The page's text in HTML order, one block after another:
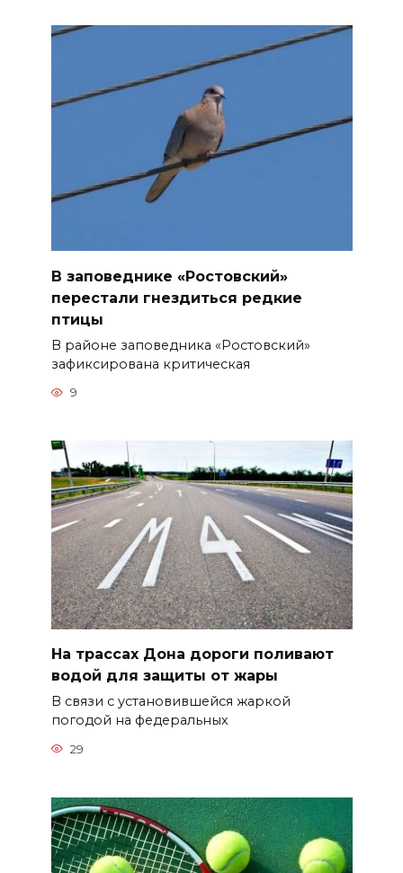
В заповеднике «Ростовский»
перестали гнездиться редкие
птицы
В районе заповедника «Ростовский»
зафиксирована критическая
9
На трассах Дона дороги поливают
водой для защиты от жары
В связи с установившейся жаркой
погодой на федеральных
29